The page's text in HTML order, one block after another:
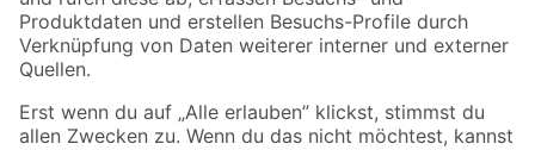
Sicher einkaufen